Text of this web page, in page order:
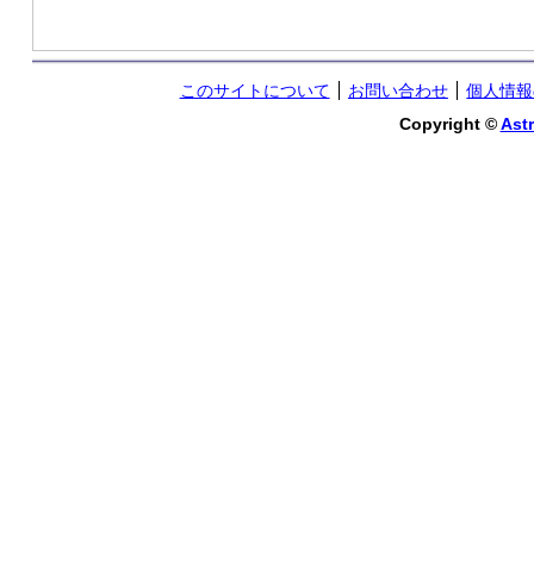
このサイトについて お問い合わせ
個人情
Copyright ©